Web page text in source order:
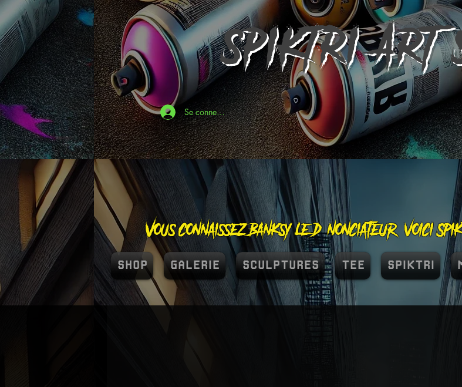
SPIKTRIART
Se connecter
Vous connaissez Banksy le dénonciateur, voici
SHOP GALERIE SCULPTURES TEE SPIKTRI